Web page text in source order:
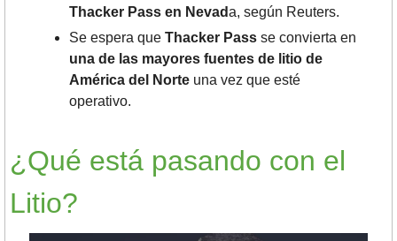
Thacker Pass en Nevada, según Reuters.
Se espera que Thacker Pass
una de las mayores fuentes de litio de
América del Norte una vez que esté
operativo.
¿Qué está pasando con el
Litio?